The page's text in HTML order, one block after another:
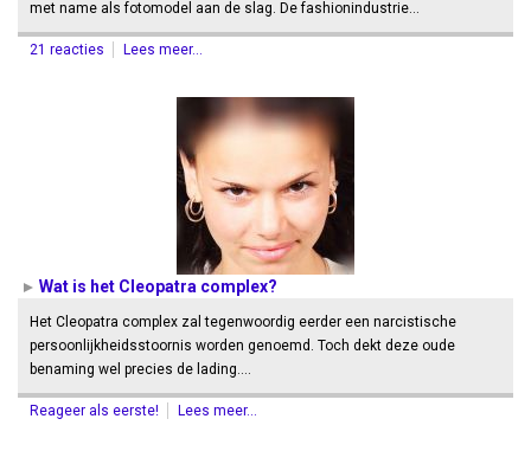
met name als fotomodel aan de slag. De fashionindustrie…
21 reacties Lees meer...
Wat is het Cleopatra complex?
Het Cleopatra complex zal tegenwoordig eerder een narcistische
persoonlijkheidsstoornis worden genoemd. Toch dekt deze oude
benaming wel precies de lading.…
Reageer als eerste! Lees meer...